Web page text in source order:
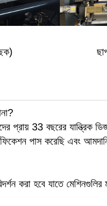
প্রায় 33 বছরের যান্ত্রিক
পাস করেছি এবং
করা হবে যাতে মেশিনগুলির